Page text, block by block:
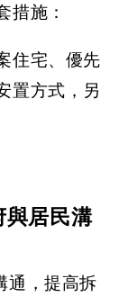
措施：
住宅、優先
置方式，另
與居民溝
通，提高拆